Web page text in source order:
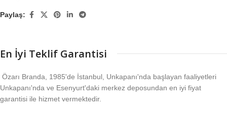
Paylaş:
En İyi Teklif Garantisi
Özarı Branda, 1985'de İstanbul, Unkapanı'nda başlayan faaliyetleri
Unkapanı'nda ve Esenyurt'daki merkez deposundan en iyi fiyat
garantisi ile hizmet vermektedir.